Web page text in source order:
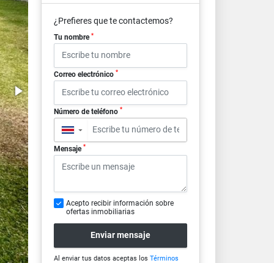
¿Prefieres que te contactemos?
Tu nombre *
Correo electrónico *
Número de teléfono *
▼
Mensaje *
Acepto recibir información sobre
ofertas inmobiliarias
Enviar mensaje
Al enviar tus datos aceptas los Términos